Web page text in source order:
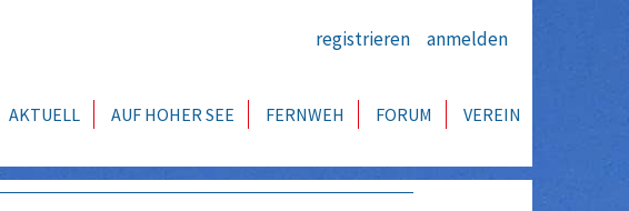
registrieren anmelden
AKTUELL AUF HOHER SEE FERNWEH FORUM VEREIN